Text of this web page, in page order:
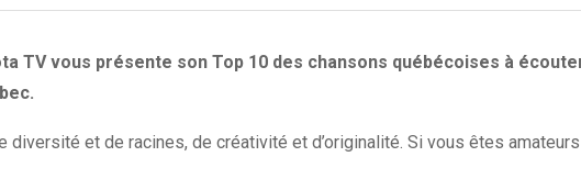
TV vous présente son Top 10 des chansons québécoises à
diversité et de racines, de créativité et d’originalité. Si vous êtes